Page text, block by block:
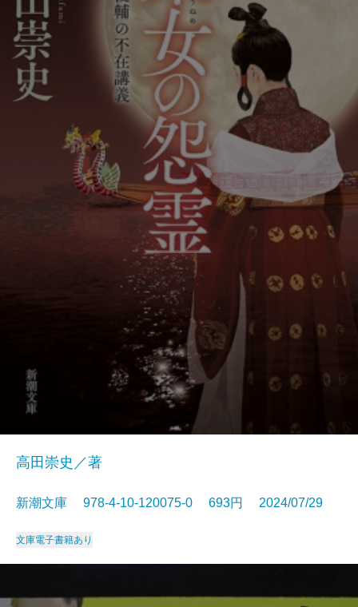
高田崇史／著
新潮文庫 978-4-10-120075-0 693円 2024/07/29
文庫電子書籍あり